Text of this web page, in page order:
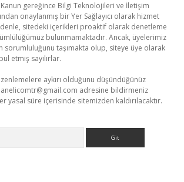
Kanun gereğince Bilgi Teknolojileri ve İletişim
onaylanmış bir Yer Sağlayıcı olarak hizmet
sitedeki içerikleri proaktif olarak denetleme
bulunmamaktadır. Ancak, üyelerimiz
sorumluluğunu taşımakta olup, siteye üye olarak
etmiş sayılırlar.
aykırı olduğunu düşündüğünüz
adresine bildirmeniz
yasal süre içerisinde sitemizden kaldırılacaktır.